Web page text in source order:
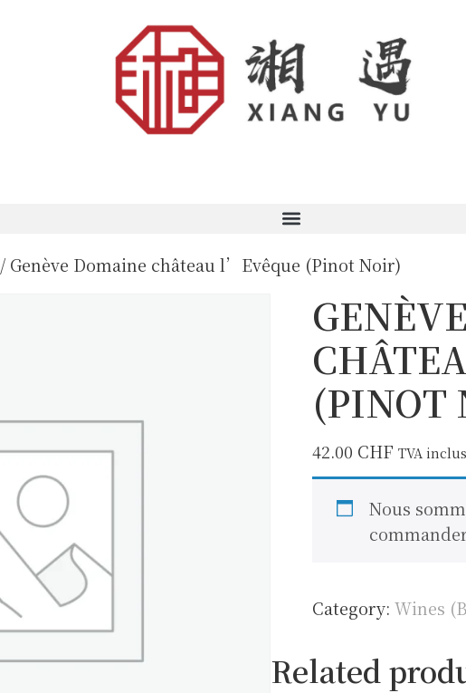
/ Genève Domaine château l’Evêque (Pinot Noir)
(PINOT
42.00 CHF TVA
Nous
Category: Wines
Related